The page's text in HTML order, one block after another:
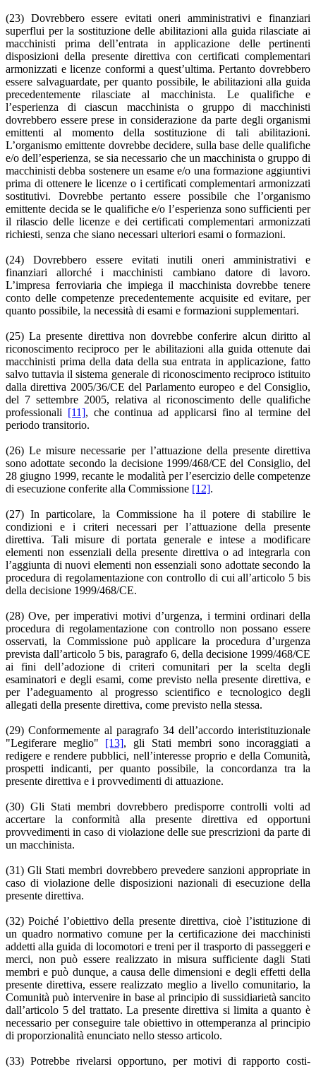
(23) Dovrebbero essere evitati oneri amministrativi e finanziari
superflui per la sostituzione delle abilitazioni alla guida rilasciate ai
macchinisti prima dell’entrata in applicazione delle pertinenti
disposizioni della presente direttiva con certificati complementari
armonizzati e licenze conformi a quest’ultima. Pertanto dovrebbero
essere salvaguardate, per quanto possibile, le abilitazioni alla guida
precedentemente rilasciate al macchinista. Le qualifiche e
l’esperienza di ciascun macchinista o gruppo di macchinisti
dovrebbero essere prese in considerazione da parte degli organismi
emittenti al momento della sostituzione di tali abilitazioni.
L’organismo emittente dovrebbe decidere, sulla base delle qualifiche
e/o dell’esperienza, se sia necessario che un macchinista o gruppo di
macchinisti debba sostenere un esame e/o una formazione aggiuntivi
prima di ottenere le licenze o i certificati complementari armonizzati
sostitutivi. Dovrebbe pertanto essere possibile che l’organismo
emittente decida se le qualifiche e/o l’esperienza sono sufficienti per
il rilascio delle licenze e dei certificati complementari armonizzati
richiesti, senza che siano necessari ulteriori esami o formazioni.
(24) Dovrebbero essere evitati inutili oneri amministrativi e
finanziari allorché i macchinisti cambiano datore di lavoro.
L’impresa ferroviaria che impiega il macchinista dovrebbe tenere
conto delle competenze precedentemente acquisite ed evitare, per
quanto possibile, la necessità di esami e formazioni supplementari.
(25) La presente direttiva non dovrebbe conferire alcun diritto al
riconoscimento reciproco per le abilitazioni alla guida ottenute dai
macchinisti prima della data della sua entrata in applicazione, fatto
salvo tuttavia il sistema generale di riconoscimento reciproco istituito
dalla direttiva 2005/36/CE del Parlamento europeo e del Consiglio,
del 7 settembre 2005, relativa al riconoscimento delle qualifiche
professionali [11], che continua ad applicarsi fino al termine del
periodo transitorio.
(26) Le misure necessarie per l’attuazione della presente direttiva
sono adottate secondo la decisione 1999/468/CE del Consiglio, del
28 giugno 1999, recante le modalità per l’esercizio delle competenze
di esecuzione conferite alla Commissione [12].
(27) In particolare, la Commissione ha il potere di stabilire le
condizioni e i criteri necessari per l’attuazione della presente
direttiva. Tali misure di portata generale e intese a modificare
elementi non essenziali della presente direttiva o ad integrarla con
l’aggiunta di nuovi elementi non essenziali sono adottate secondo la
procedura di regolamentazione con controllo di cui all’articolo 5 bis
della decisione 1999/468/CE.
(28) Ove, per imperativi motivi d’urgenza, i termini ordinari della
procedura di regolamentazione con controllo non possano essere
osservati, la Commissione può applicare la procedura d’urgenza
prevista dall’articolo 5 bis, paragrafo 6, della decisione 1999/468/CE
ai fini dell’adozione di criteri comunitari per la scelta degli
esaminatori e degli esami, come previsto nella presente direttiva, e
per l’adeguamento al progresso scientifico e tecnologico degli
allegati della presente direttiva, come previsto nella stessa.
(29) Conformemente al paragrafo 34 dell’accordo interistituzionale
"Legiferare meglio" [13], gli Stati membri sono incoraggiati a
redigere e rendere pubblici, nell’interesse proprio e della Comunità,
prospetti indicanti, per quanto possibile, la concordanza tra la
presente direttiva e i provvedimenti di attuazione.
(30) Gli Stati membri dovrebbero predisporre controlli volti ad
accertare la conformità alla presente direttiva ed opportuni
provvedimenti in caso di violazione delle sue prescrizioni da parte di
un macchinista.
(31) Gli Stati membri dovrebbero prevedere sanzioni appropriate in
caso di violazione delle disposizioni nazionali di esecuzione della
presente direttiva.
(32) Poiché l’obiettivo della presente direttiva, cioè l’istituzione di
un quadro normativo comune per la certificazione dei macchinisti
addetti alla guida di locomotori e treni per il trasporto di passeggeri e
merci, non può essere realizzato in misura sufficiente dagli Stati
membri e può dunque, a causa delle dimensioni e degli effetti della
presente direttiva, essere realizzato meglio a livello comunitario, la
Comunità può intervenire in base al principio di sussidiarietà sancito
dall’articolo 5 del trattato. La presente direttiva si limita a quanto è
necessario per conseguire tale obiettivo in ottemperanza al principio
di proporzionalità enunciato nello stesso articolo.
(33) Potrebbe rivelarsi opportuno, per motivi di rapporto costi-